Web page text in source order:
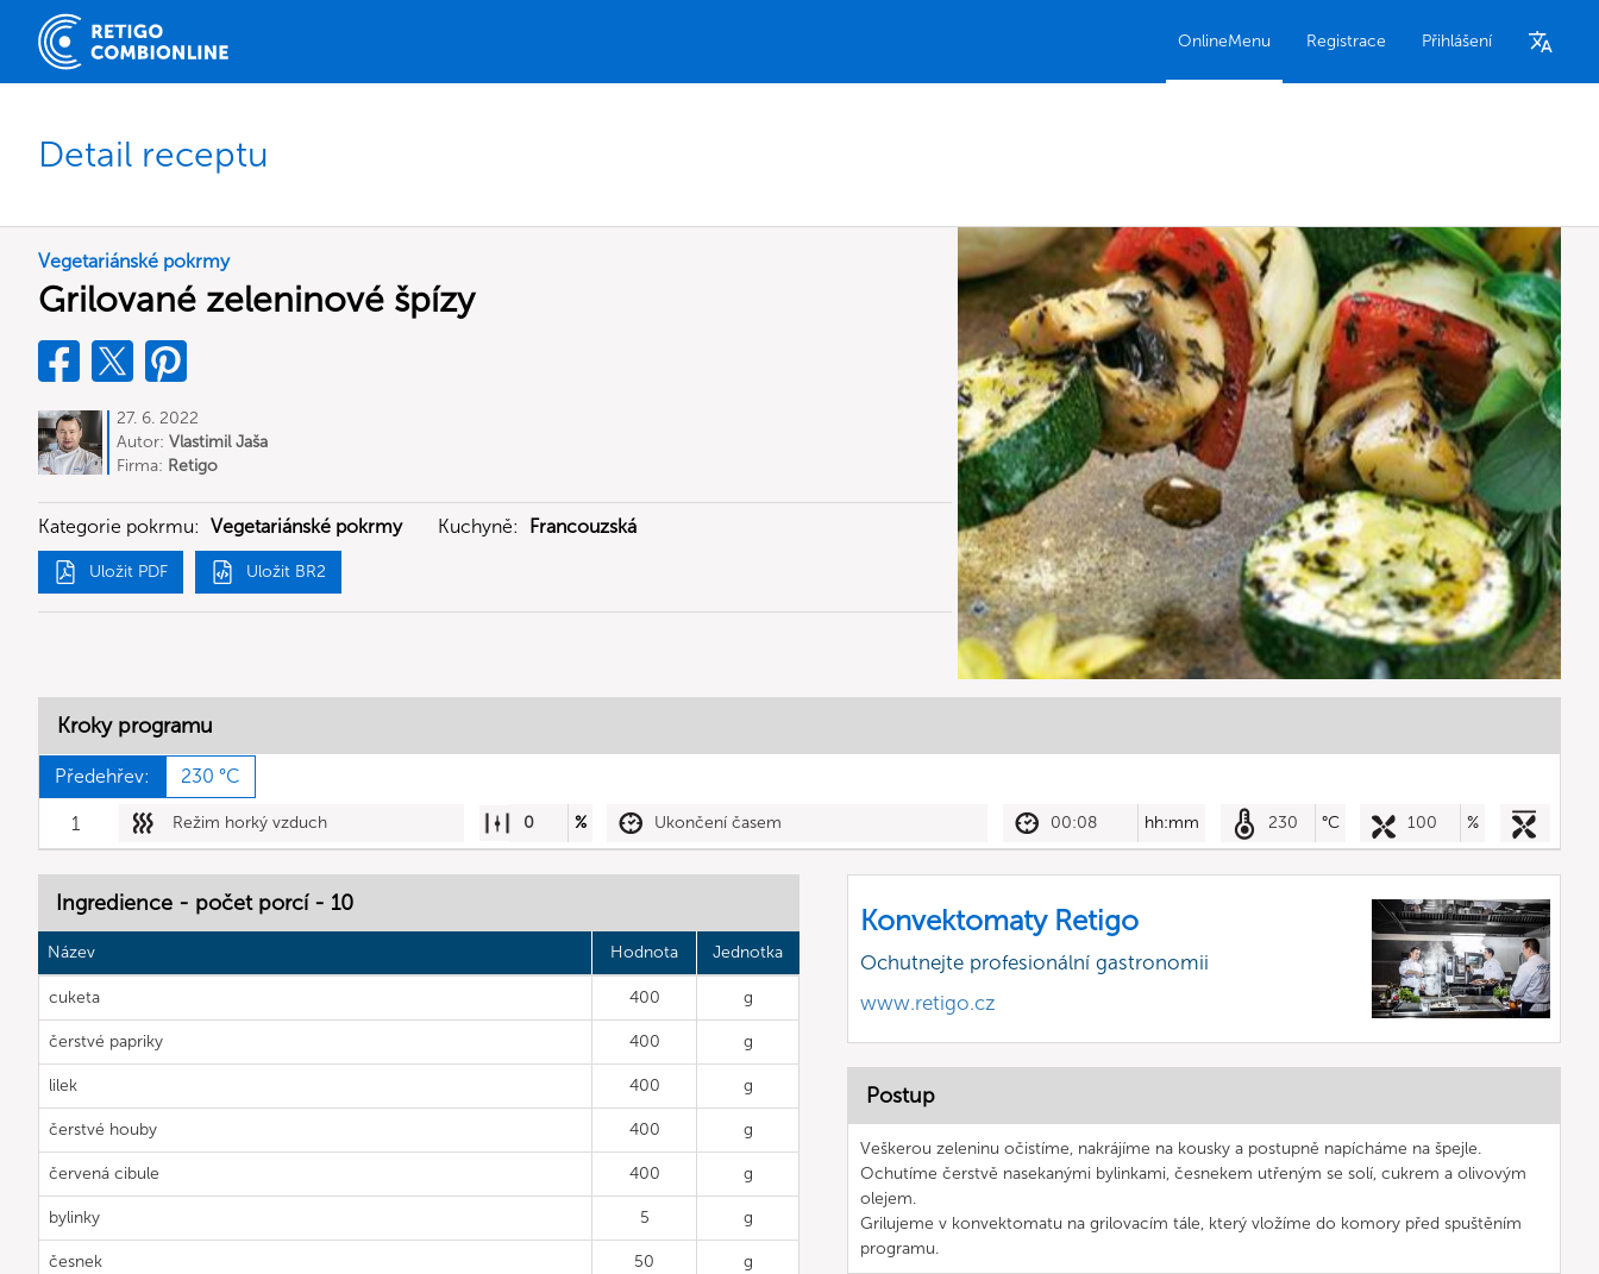
OnlineMenu Registrace Přihlášení
Detail receptu
Vegetariánské pokrmy
Grilované zeleninové špízy
27. 6. 2022
Autor: Vlastimil Jaša
Firma: Retigo
Kategorie pokrmu: Vegetariánské pokrmy Kuchyně: Francouzská
Uložit PDF Uložit BR2
Kroky programu
Předehřev: 230 °C
1 Režim horký vzduch 0 % Ukončení časem 00:08 hh:mm 230 °C 100 %
Ingredience - počet porcí - 10
Název Hodnota Jednotka
cuketa 400 g
čerstvé papriky 400 g
lilek 400 g
čerstvé houby 400 g
červená cibule 400 g
bylinky 5 g
česnek 50 g
Konvektomaty Retigo
Ochutnejte profesionální gastronomii
www.retigo.cz
Postup
Veškerou zeleninu očistíme, nakrájíme na kousky a postupně napícháme na špejle.
Ochutíme čerstvě nasekanými bylinkami, česnekem utřeným se solí, cukrem a olivovým
olejem.
Grilujeme v konvektomatu na grilovacím tále, který vložíme do komory před spuštěním
programu.